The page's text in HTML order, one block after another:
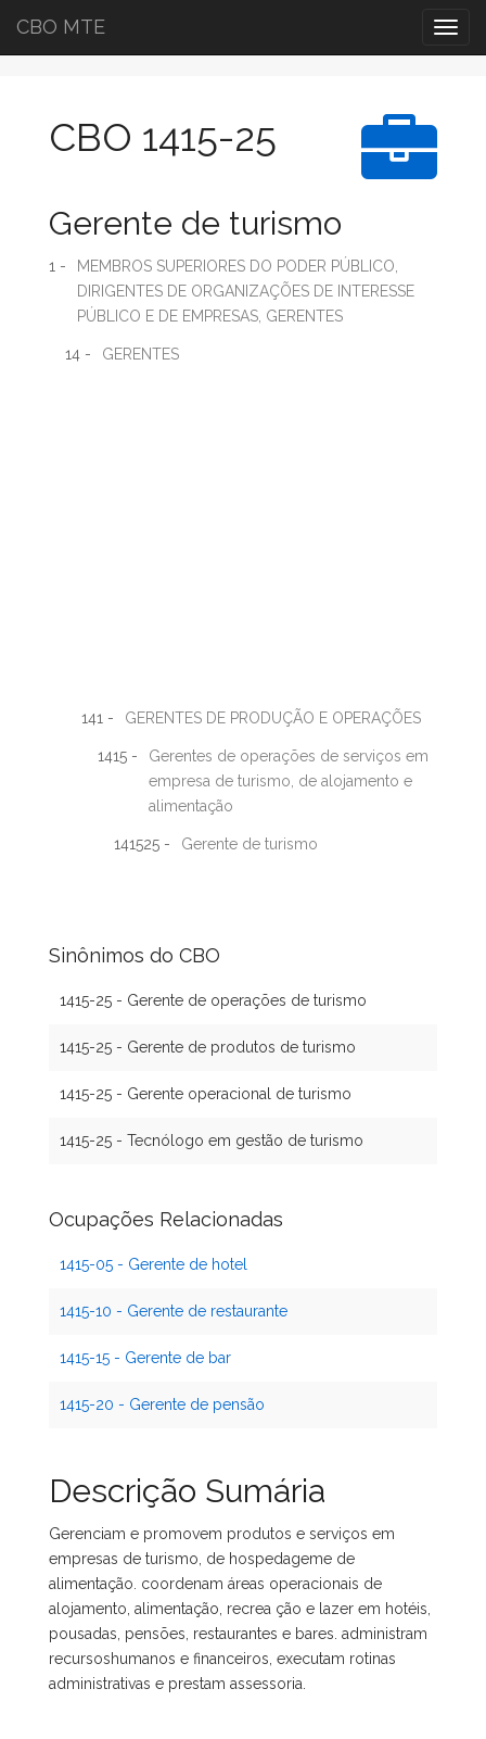
CBO MTE
CBO 1415-25
Gerente de turismo
1 -
MEMBROS SUPERIORES DO PODER PÚBLICO,
DIRIGENTES DE ORGANIZAÇÕES DE INTERESSE
PÚBLICO E DE EMPRESAS, GERENTES
14 - GERENTES
141 - GERENTES DE PRODUÇÃO E OPERAÇÕES
1415 -
Gerentes de operações de serviços em
empresa de turismo, de alojamento e
alimentação
141525 - Gerente de turismo
Sinônimos do CBO
1415-25 - Gerente de operações de turismo
1415-25 - Gerente de produtos de turismo
1415-25 - Gerente operacional de turismo
1415-25 - Tecnólogo em gestão de turismo
Ocupações Relacionadas
1415-05 - Gerente de hotel
1415-10 - Gerente de restaurante
1415-15 - Gerente de bar
1415-20 - Gerente de pensão
Descrição Sumária
Gerenciam e promovem produtos e serviços em
empresas de turismo, de hospedageme de
alimentação. coordenam áreas operacionais de
alojamento, alimentação, recrea ção e lazer em hotéis,
pousadas, pensões, restaurantes e bares. administram
recursoshumanos e financeiros, executam rotinas
administrativas e prestam assessoria.